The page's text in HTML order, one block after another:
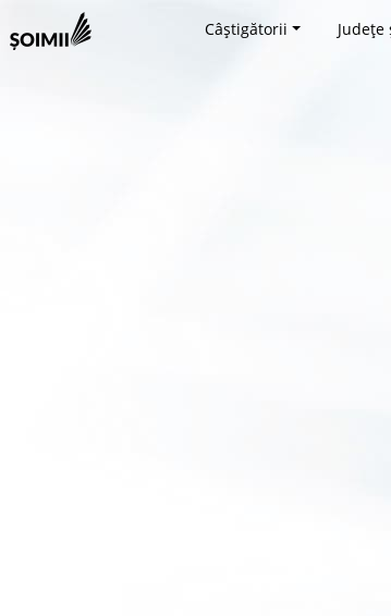
Câștigătorii Județe